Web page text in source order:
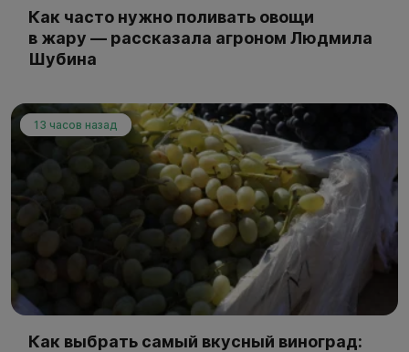
Как часто нужно поливать овощи
в жару — рассказала агроном Людмила
Шубина
13 часов назад
Как выбрать самый вкусный виноград: